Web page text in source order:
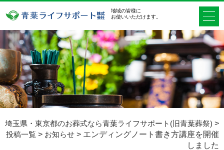
地域の皆様に
お使いいただけます。
埼玉県・東京都のお葬式なら青葉ライフサポート(旧青葉葬祭) >
投稿一覧 > お知らせ > エンディングノート書き方講座を開催
しました